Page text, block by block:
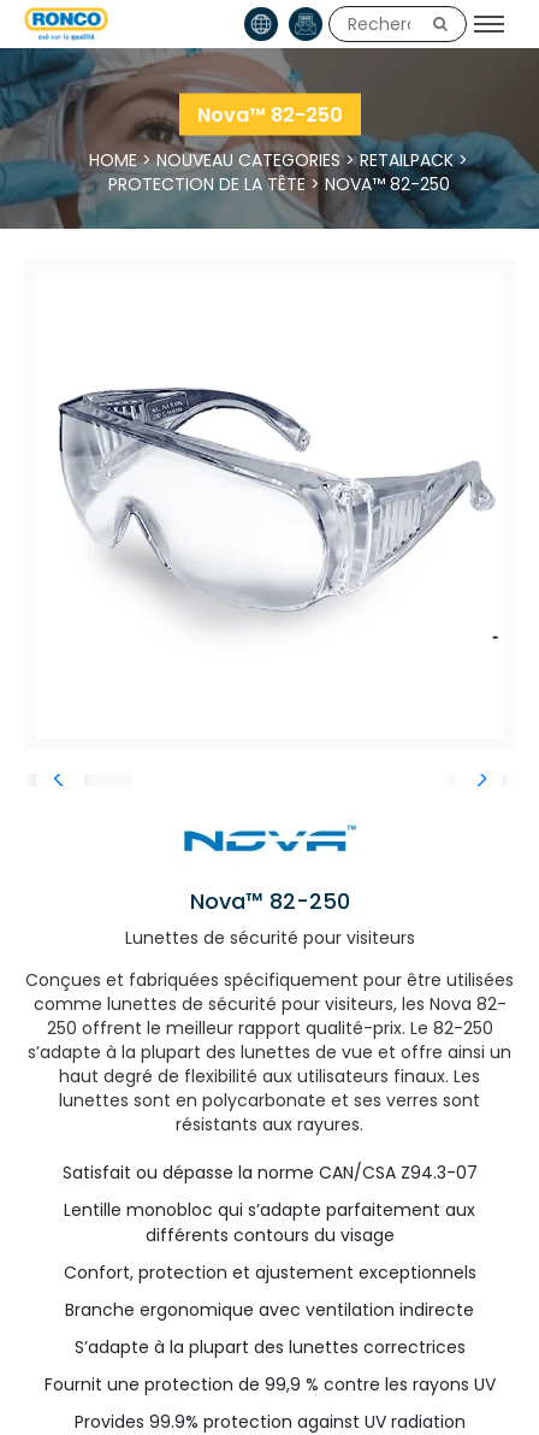
Nova™ 82-250
HOME>NOUVEAU CATEGORIES>RETAILPACK>
PROTECTION DE LA TÊTE> NOVA™ 82-250
Nova™ 82-250
Lunettes de sécurité pour visiteurs
Conçues et fabriquées spécifiquement pour être utilisées
comme lunettes de sécurité pour visiteurs, les Nova 82-
250 offrent le meilleur rapport qualité-prix. Le 82-250
s’adapte à la plupart des lunettes de vue et offre ainsi un
haut degré de flexibilité aux utilisateurs finaux. Les
lunettes sont en polycarbonate et ses verres sont
résistants aux rayures.
Satisfait ou dépasse la norme CAN/CSA Z94.3-07
Lentille monobloc qui s’adapte parfaitement aux
différents contours du visage
Confort, protection et ajustement exceptionnels
Branche ergonomique avec ventilation indirecte
S’adapte à la plupart des lunettes correctrices
Fournit une protection de 99,9 % contre les rayons UV
Provides 99.9% protection against UV radiation